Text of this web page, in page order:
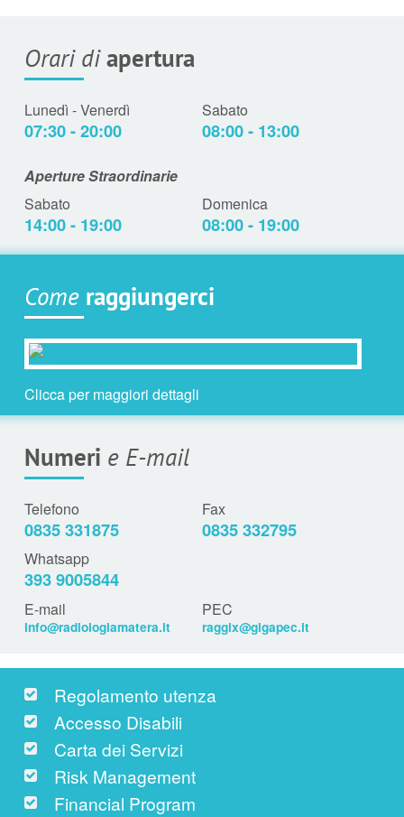
Orari diapertura
Lunedì - Venerdì
07:30 - 20:00
Sabato
08:00 - 13:00
Aperture Straordinarie
Sabato
14:00 - 19:00
Domenica
08:00 - 19:00
Come raggiungerci
Clicca per maggiori dettagli
Numeri e E-mail
Telefono
0835 331875
Fax
0835 332795
Whatsapp
393 9005844
E-mail
info@radiologiamatera.it
PEC
raggix@gigapec.it
Regolamento utenza
Accesso Disabili
Carta dei Servizi
Risk Management
Financial Program